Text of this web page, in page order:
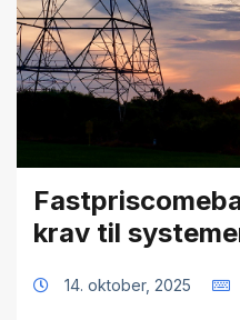
krav til
14. oktober, 2025